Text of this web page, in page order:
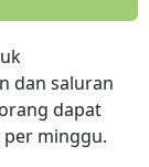
dan saluran
dapat
minggu.